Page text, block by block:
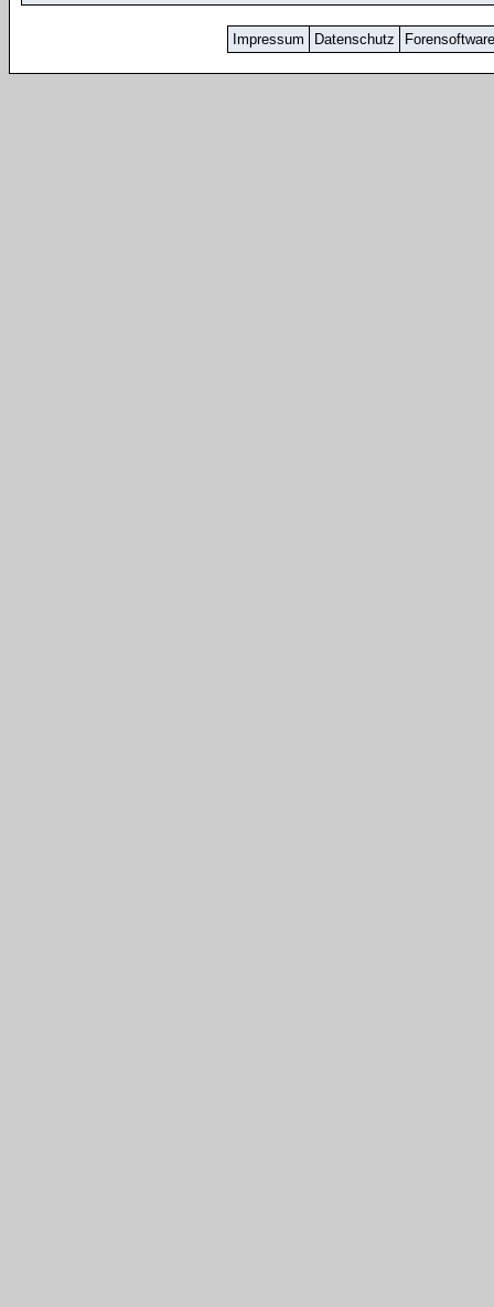
Impressum Datenschutz